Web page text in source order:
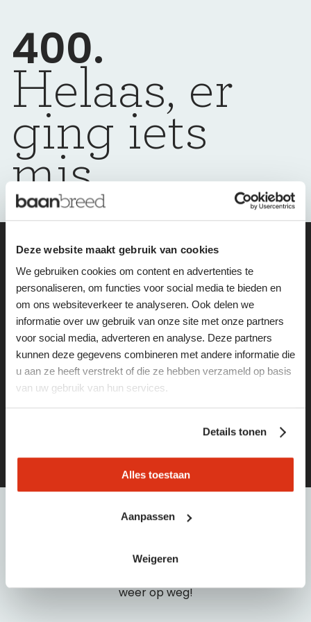
Deze website maakt gebruik van cookies
We gebruiken cookies om content en advertenties te
personaliseren, om functies voor social media te bieden en
om ons websiteverkeer te analyseren. Ook delen we
informatie over uw gebruik van onze site met onze partners
voor social media, adverteren en analyse. Deze partners
kunnen deze gegevens combineren met andere informatie die
u aan ze heeft verstrekt of die ze hebben verzameld op basis
van uw gebruik van hun services.
Details tonen
Alles toestaan
Aanpassen
Weigeren
400.
Helaas, er
ging iets
mis
wij helpen je
graag weer op
weg
Vind de leukste vacatures of het juiste personeel via
deze pagina’s:
vacatures
hulpnodig?
Bel of e-mail dan met één van onze medewerkers:
weer op weg!